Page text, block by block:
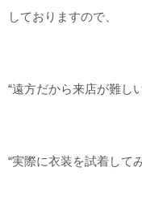
しておりますので、
“遠方だから来店が難し
“実際に衣装を試着して